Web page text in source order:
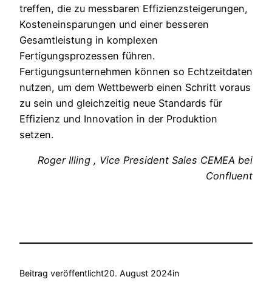
treffen, die zu messbaren Effizienzsteigerungen,
Kosteneinsparungen und einer besseren
Gesamtleistung in komplexen
Fertigungsprozessen führen.
Fertigungsunternehmen können so Echtzeitdaten
nutzen, um dem Wettbewerb einen Schritt voraus
zu sein und gleichzeitig neue Standards für
Effizienz und Innovation in der Produktion
setzen.
Roger Illing , Vice President Sales CEMEA bei
Confluent
Beitrag veröffentlicht20. August 2024in